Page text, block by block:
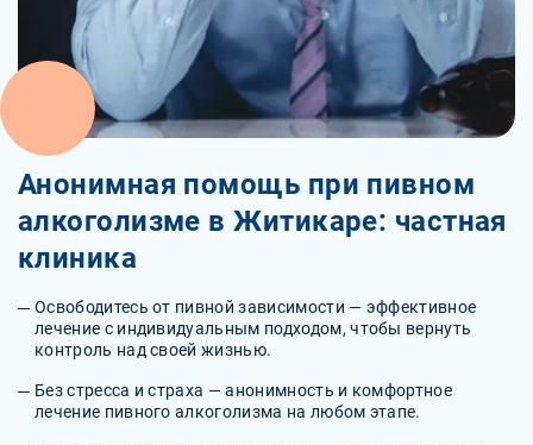
Анонимная помощь при пивном
алкоголизме в Житикаре: частная
клиника
Освободитесь от пивной зависимости — эффективное
лечение с индивидуальным подходом, чтобы вернуть
контроль над своей жизнью.
Без стресса и страха — анонимность и комфортное
лечение пивного алкоголизма на любом этапе.